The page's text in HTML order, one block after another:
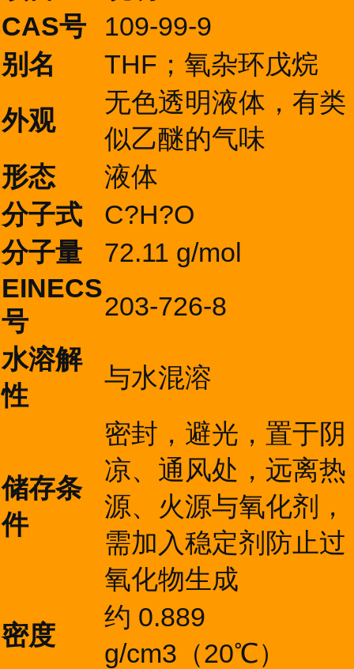
CAS号
109-99-9
别名
THF；氧杂环戊烷
外观
无色透明液体，有类
似乙醚的气味
形态
液体
分子式
C?H?O
分子量
72.11 g/mol
EINECS
号
203-726-8
水溶解
性
与水混溶
储存条
件
密封，避光，置于阴
凉、通风处，远离热
源、火源与氧化剂，
需加入稳定剂防止过
氧化物生成
密度
约 0.889
g/cm3（20℃）